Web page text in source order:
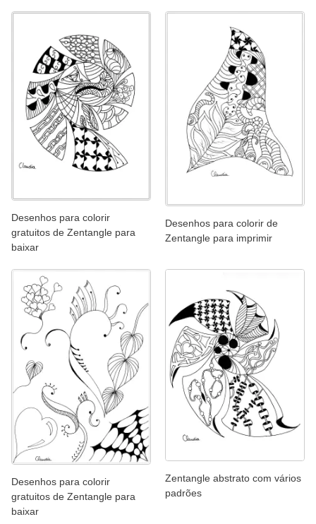
Desenhos para colorir
gratuitos de Zentangle para
baixar
Desenhos para colorir de
Zentangle para imprimir
Desenhos para colorir
gratuitos de Zentangle para
baixar
Zentangle abstrato com vários
padrões